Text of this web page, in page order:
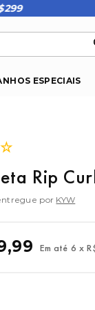
ESPECIAIS
☆
Rip
por KYW
,99 Em até 6 x